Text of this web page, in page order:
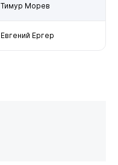
Тимур Морев
Евгений Ергер